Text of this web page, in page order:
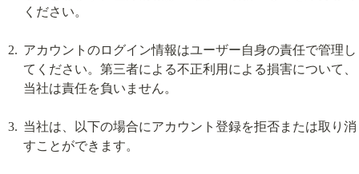
ください。
アカウントのログイン情報はユーザー自身の責任で管理し
てください。第三者による不正利用による損害について、
当社は責任を負いません。
当社は、以下の場合にアカウント登録を拒否または取り消
すことができます。